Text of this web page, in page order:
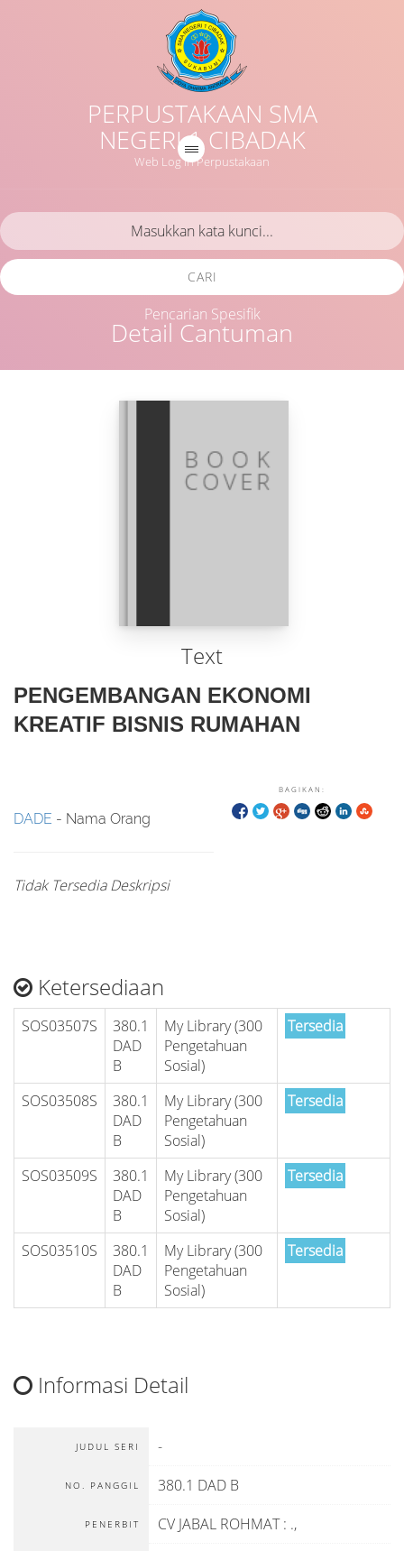
PERPUSTAKAAN SMA
NEGERI 1 CIBADAK
Web Log in Perpustakaan
Detail Cantuman
CARI
Pencarian Spesifik
Text
PENGEMBANGAN EKONOMI
KREATIF BISNIS RUMAHAN
BAGIKAN:
DADE - Nama Orang
Tidak Tersedia Deskripsi
Ketersediaan
SOS03507S
380.1
DAD
B
My Library (300
Pengetahuan
Sosial)
Tersedia
SOS03508S
380.1
DAD
B
My Library (300
Pengetahuan
Sosial)
Tersedia
SOS03509S
380.1
DAD
B
My Library (300
Pengetahuan
Sosial)
Tersedia
SOS03510S
380.1
DAD
B
My Library (300
Pengetahuan
Sosial)
Tersedia
Informasi Detail
JUDUL SERI -
NO. PANGGIL 380.1 DAD B
PENERBIT CV JABAL ROHMAT: .,